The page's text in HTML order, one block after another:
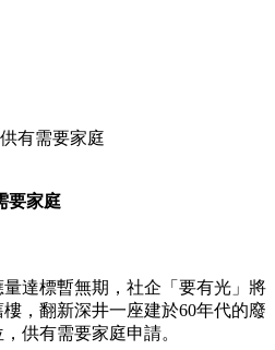
有需要家庭
要家庭
量達標暫無期，社企「要有光」將
樓，翻新深井一座建於60年代的廢
供有需要家庭申請。